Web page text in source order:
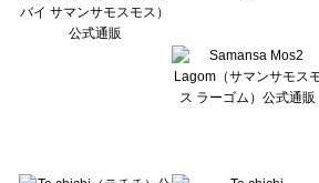
Wpc.（ワールドパーティー）のその他雑貨一覧